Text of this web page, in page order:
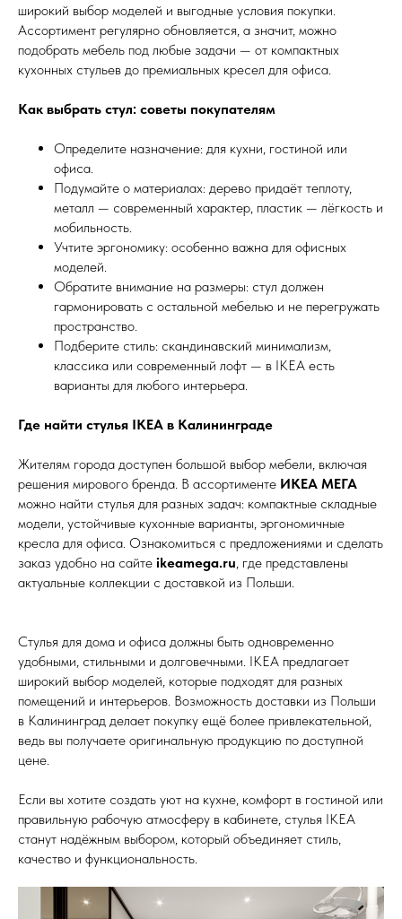
широкий выбор моделей и выгодные условия покупки.
Ассортимент регулярно обновляется, а значит, можно
подобрать мебель под любые задачи — от компактных
кухонных стульев до премиальных кресел для офиса.
Как выбрать стул: советы покупателям
Определите назначение: для кухни, гостиной или
офиса.
Подумайте о материалах: дерево придаёт теплоту,
металл — современный характер, пластик — лёгкость и
мобильность.
Учтите эргономику: особенно важна для офисных
моделей.
Обратите внимание на размеры: стул должен
гармонировать с остальной мебелью и не перегружать
пространство.
Подберите стиль: скандинавский минимализм,
классика или современный лофт — в IKEA есть
варианты для любого интерьера.
Где найти стулья IKEA в Калининграде
Жителям города доступен большой выбор мебели, включая
решения мирового бренда. В ассортименте ИКЕА МЕГА
можно найти стулья для разных задач: компактные складные
модели, устойчивые кухонные варианты, эргономичные
кресла для офиса. Ознакомиться с предложениями и сделать
заказ удобно на сайте ikeamega.ru , где представлены
актуальные коллекции с доставкой из Польши.
Стулья для дома и офиса должны быть одновременно
удобными, стильными и долговечными. IKEA предлагает
широкий выбор моделей, которые подходят для разных
помещений и интерьеров. Возможность доставки из Польши
в Калининград делает покупку ещё более привлекательной,
ведь вы получаете оригинальную продукцию по доступной
цене.
Если вы хотите создать уют на кухне, комфорт в гостиной или
правильную рабочую атмосферу в кабинете, стулья IKEA
станут надёжным выбором, который объединяет стиль,
качество и функциональность.